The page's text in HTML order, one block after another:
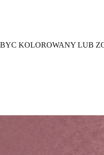
KOLOROWANY LUB